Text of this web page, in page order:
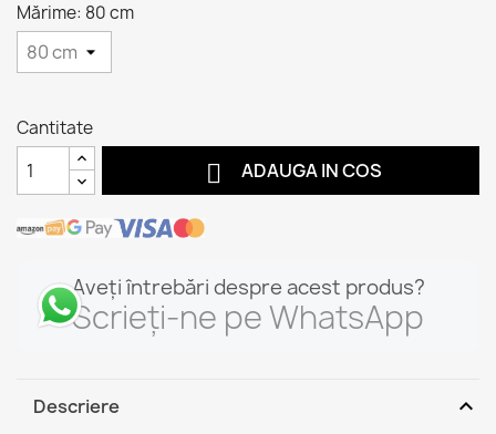
Mărime: 80 cm
Cantitate
 ADAUGA IN COS
Aveți întrebări despre acest produs?
Scrieți-ne pe WhatsApp
Descriere expand_more